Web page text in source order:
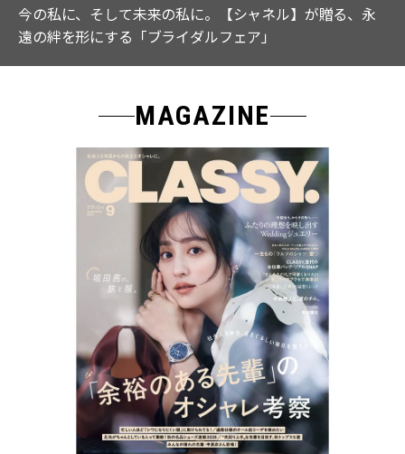
【ICB】人気インフルエンサーと共同制作! 週5で着たく
なる「名品ブラウス」２選
MAGAZINE